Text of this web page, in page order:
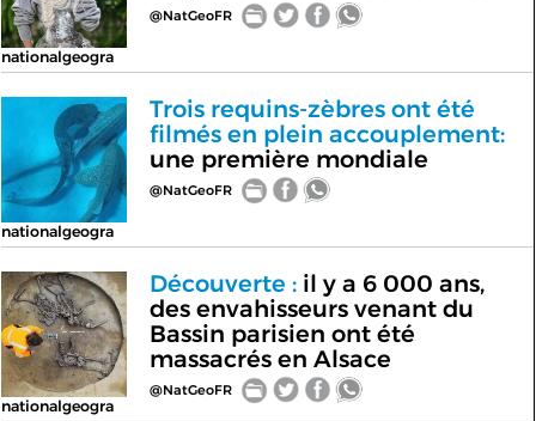
nationalgeogra
@NatGeoFR
nationalgeogra
Trois requins-zèbres ont été
filmés en plein accouplement:
une première mondiale
@NatGeoFR
nationalgeogra
Découverte :il y a 6 000 ans,
des envahisseurs venant du
Bassin parisien ont été
massacrés en Alsace
@NatGeoFR